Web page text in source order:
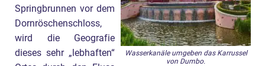
Wasserkanäle umgeben das Karrussel
von Dumbo.
Springbrunnen vor dem
Dornröschenschloss,
wird die Geografie
dieses sehr „lebhaften“